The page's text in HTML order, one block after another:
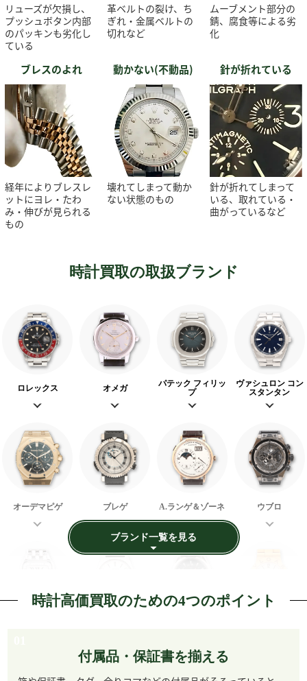
リューズが欠損し、
プッシュボタン内部
のパッキンも劣化し
ている
革ベルトの裂け、ち
ぎれ・金属ベルトの
切れなど
ムーブメント部分の
錆、腐食等による劣
化
ブレスのよれ
経年によりブレスレ
ットにヨレ・たわ
み・伸びが見られる
もの
動かない(不動品)
壊れてしまって動か
ない状態のもの
針が折れている
針が折れてしまって
いる、取れている・
曲がっているなど
時計買取の取扱ブランド
ロレックス オメガ
パテック フィリッ
プ
ヴァシュロン コン
スタンタン
オーデマピゲ ブレゲ A.ランゲ＆ゾーネ ウブロ
時計高価買取のための4つのポイント
付属品・保証書を揃える